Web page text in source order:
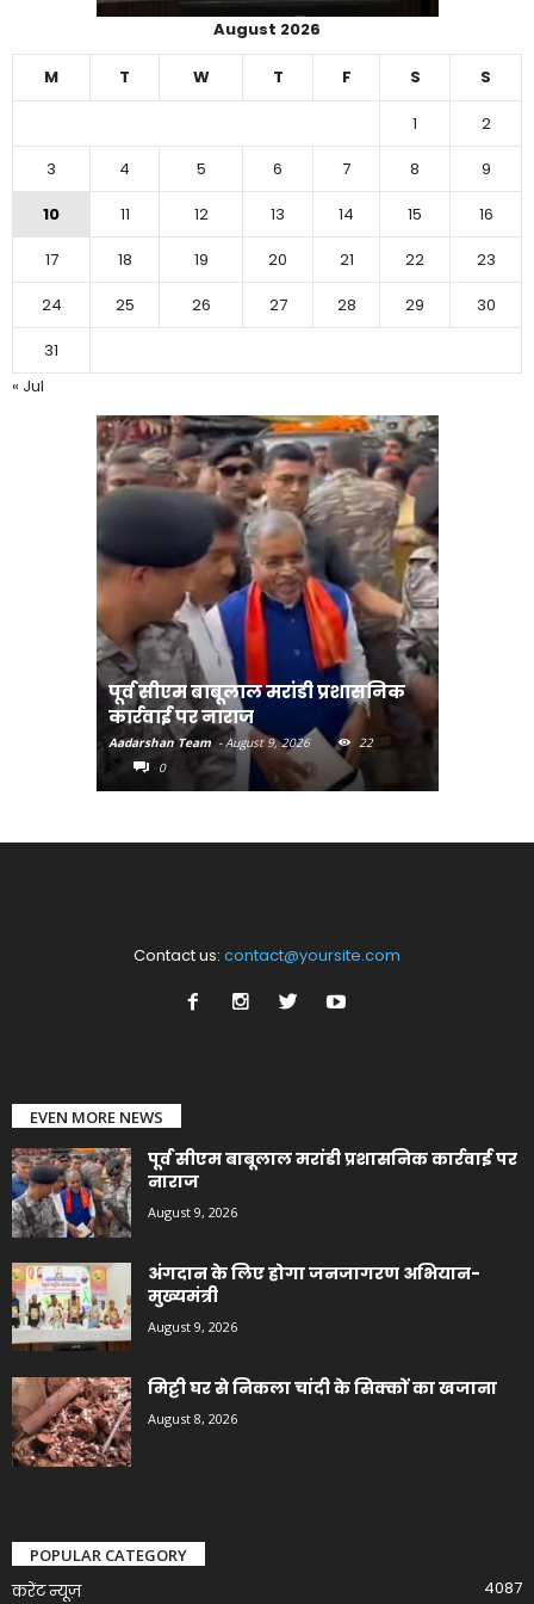
August 2026
M T W T F S S
1
2
3
4 5 6 7 8
9
10
11 12 13 14 15
16
17
18 19 20 21 22
23
24
25 26 27 28 29
30
31
« Jul
पूर्व सीएम बाबूलाल मरांडी प्रशासनिक
कार्रवाई पर नाराज
Aadarshan Team - August 9, 2026
22
0
Contact us: contact@yoursite.com
EVEN MORE NEWS
पूर्व सीएम बाबूलाल मरांडी प्रशासनिक कार्रवाई पर
नाराज
August 9, 2026
अंगदान के लिए होगा जनजागरण अभियान-
मुख्यमंत्री
August 9, 2026
मिट्टी घर से निकला चांदी के सिक्कों का खजाना
August 8, 2026
POPULAR CATEGORY
करेंट न्यूज़ 4087